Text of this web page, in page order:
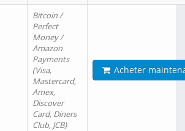
Bitcoin /
Perfect
Money /
Amazon
Payments
(Visa,
Mastercard,
Amex,
Discover
Card, Diners
Club, JCB)
Acheter